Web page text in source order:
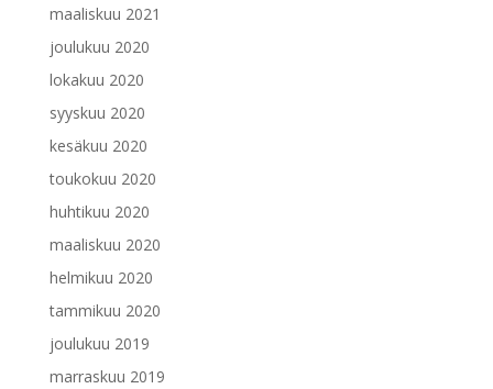
maaliskuu 2021
joulukuu 2020
lokakuu 2020
syyskuu 2020
kesäkuu 2020
toukokuu 2020
huhtikuu 2020
maaliskuu 2020
helmikuu 2020
tammikuu 2020
joulukuu 2019
marraskuu 2019